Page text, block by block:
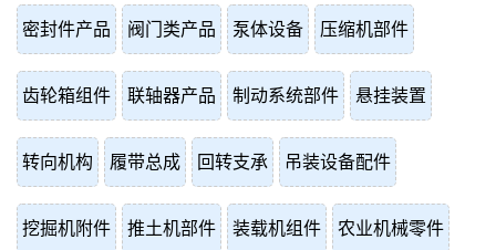
密封件产品 阀门类产品 泵体设备 压缩机部件
齿轮箱组件 联轴器产品 制动系统部件 悬挂装置
转向机构 履带总成 回转支承 吊装设备配件
挖掘机附件 推土机部件 装载机组件 农业机械零件